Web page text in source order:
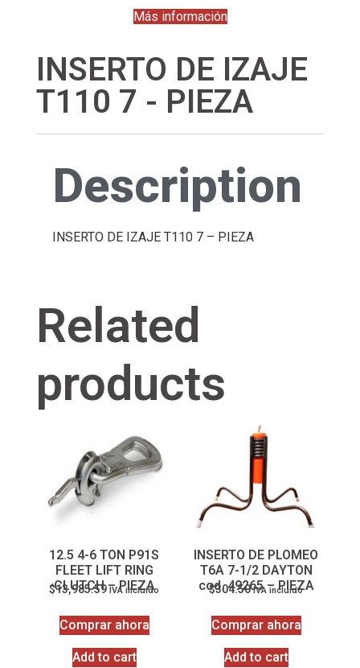
Más información
INSERTO DE IZAJE
T110 7 - PIEZA
Description
INSERTO DE IZAJE T110 7 – PIEZA
Related
products
12.5 4-6 TON P91S
FLEET LIFT RING
CLUTCH – PIEZA
$13,985.59 IVA incluido
Comprar ahora
Add to cart
INSERTO DE PLOMEO
T6A 7-1/2 DAYTON
cod. 49265 – PIEZA
$304.50 IVA incluido
Comprar ahora
Add to cart